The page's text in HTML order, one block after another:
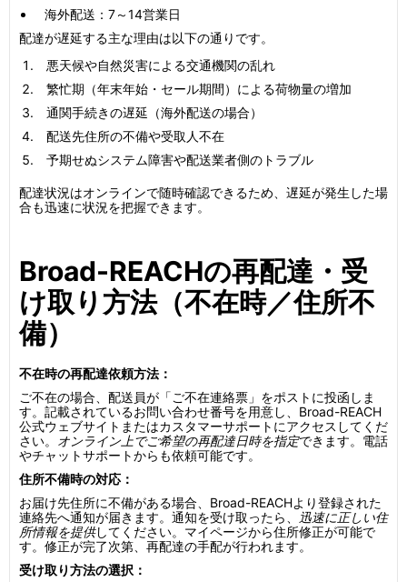
海外配送：7～14営業日
配達が遅延する主な理由は以下の通りです。
悪天候や自然災害による交通機関の乱れ
繁忙期（年末年始・セール期間）による荷物量の増加
通関手続きの遅延（海外配送の場合）
配送先住所の不備や受取人不在
予期せぬシステム障害や配送業者側のトラブル
配達状況はオンラインで随時確認できるため、遅延が発生した場
合も迅速に状況を把握できます。
Broad-REACHの再配達・受
け取り方法（不在時／住所不
備）
不在時の再配達依頼方法：
ご不在の場合、配送員が「ご不在連絡票」をポストに投函しま
す。記載されているお問い合わせ番号を用意し、Broad-REACH
公式ウェブサイトまたはカスタマーサポートにアクセスしてくだ
さい。
オンライン上でご希望の再配達日時を指定できます。電話
やチャットサポートからも依頼可能です。
住所不備時の対応：
お届け先住所に不備がある場合、Broad-REACHより登録された
連絡先へ通知が届きます。通知を受け取ったら、
迅速に正しい住
所情報を提供してください。マイページから住所修正が可能で
す。修正が完了次第、再配達の手配が行われます。
受け取り方法の選択：